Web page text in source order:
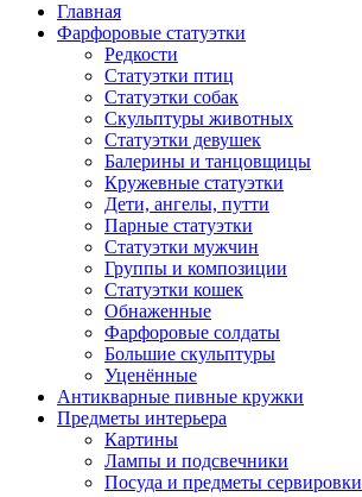
Главная
Фарфоровые статуэтки
Редкости
Cтатуэтки птиц
Cтатуэтки собак
Скульптуры животных
Статуэтки девушек
Балерины и танцовщицы
Кружевные статуэтки
Дети, ангелы, путти
Парные статуэтки
Статуэтки мужчин
Группы и композиции
Статуэтки кошек
Обнаженные
Фарфоровые солдаты
Большие скульптуры
Уценённые
Антикварные пивные кружки
Предметы интерьера
Картины
Лампы и подсвечники
Посуда и предметы сервировки